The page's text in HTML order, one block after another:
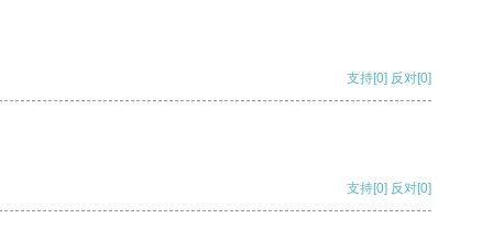
支持[0] 反对[0]
支持[0] 反对[0]